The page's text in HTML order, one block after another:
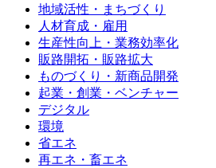
地域活性・まちづくり
人材育成・雇用
生産性向上・業務効率化
販路開拓・販路拡大
ものづくり・新商品開発
起業・創業・ベンチャー
デジタル
環境
省エネ
再エネ・畜エネ